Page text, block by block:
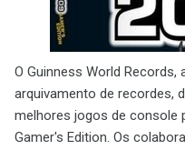
O Guinness World Records,
arquivamento de recordes,
melhores jogos de console
Gamer's Edition. Os